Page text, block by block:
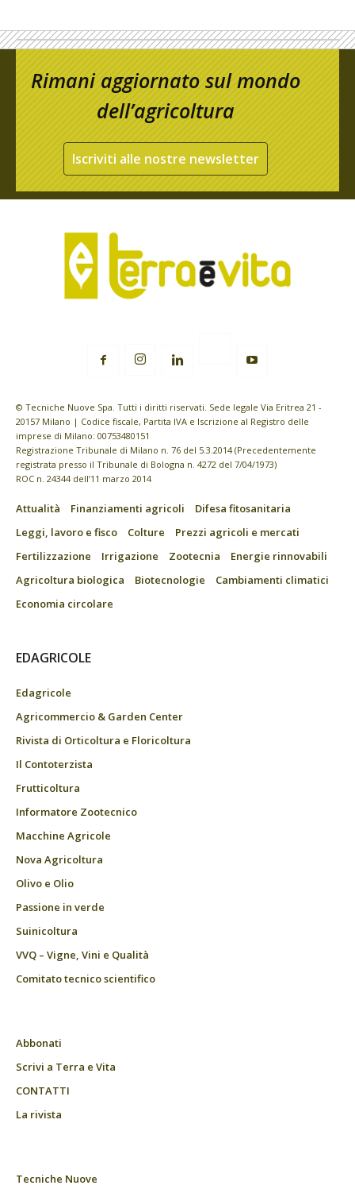
Rimani aggiornato sul mondo
dell’agricoltura
Iscriviti alle nostre newsletter
© Tecniche Nuove Spa. Tutti i diritti riservati. Sede legale Via Eritrea 21 -
20157 Milano | Codice fiscale, Partita IVA e Iscrizione al Registro delle
imprese di Milano: 00753480151
Registrazione Tribunale di Milano n. 76 del 5.3.2014 (Precedentemente
registrata presso il Tribunale di Bologna n. 4272 del 7/04/1973)
ROC n. 24344 dell’11 marzo 2014
Attualità Finanziamenti agricoli
Difesa fitosanitaria
Leggi, lavoro e fisco
Colture
Prezzi agricoli e mercati
Fertilizzazione
Irrigazione Zootecnia
Energie rinnovabili
Agricoltura biologica
Biotecnologie
Cambiamenti climatici
Economia circolare
EDAGRICOLE
Edagricole
Agricommercio & Garden Center
Rivista di Orticoltura e Floricoltura
Il Contoterzista
Frutticoltura
Informatore Zootecnico
Macchine Agricole
Nova Agricoltura
Olivo e Olio
Passione in verde
Suinicoltura
VVQ – Vigne, Vini e Qualità
Comitato tecnico scientifico
Abbonati
Scrivi a Terra e Vita
CONTATTI
La rivista
Tecniche Nuove